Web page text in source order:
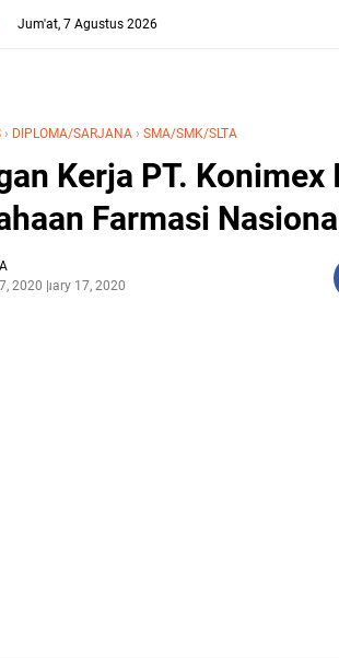
Jum'at, 7 Agustus 2026
› DIPLOMA/SARJANA › SMA/SMK/SLTA
Kerja PT. Konimex
Farmasi
2020
January 17, 2020